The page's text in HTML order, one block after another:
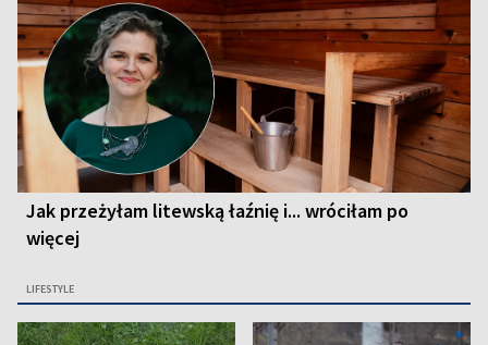
Jak przeżyłam litewską łaźnię i... wróciłam po
więcej
LIFESTYLE